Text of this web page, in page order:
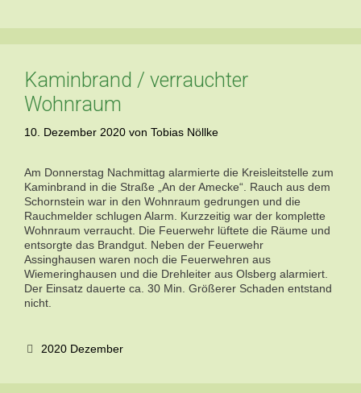
Kaminbrand / verrauchter
Wohnraum
10. Dezember 2020 von Tobias Nöllke
Am Donnerstag Nachmittag alarmierte die Kreisleitstelle zum
Kaminbrand in die Straße „An der Amecke“. Rauch aus dem
Schornstein war in den Wohnraum gedrungen und die
Rauchmelder schlugen Alarm. Kurzzeitig war der komplette
Wohnraum verraucht. Die Feuerwehr lüftete die Räume und
entsorgte das Brandgut. Neben der Feuerwehr
Assinghausen waren noch die Feuerwehren aus
Wiemeringhausen und die Drehleiter aus Olsberg alarmiert.
Der Einsatz dauerte ca. 30 Min. Größerer Schaden entstand
nicht.
Kategorien
2020 Dezember